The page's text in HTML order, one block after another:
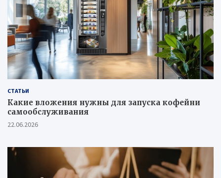
СТАТЬИ
Какие вложения нужны для запуска кофейни
самообслуживания
22.06.2026